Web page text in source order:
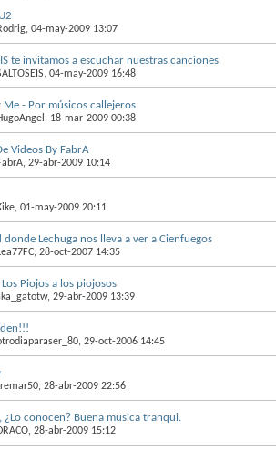
, 04-may-2009 13:07
te invitamos a escuchar nuestras canciones
, 04-may-2009 16:48
Me - Por músicos callejeros
, 18-mar-2009 00:38
Videos By FabrA
, 29-abr-2009 10:14
, 01-may-2009 20:11
donde Lechuga nos lleva a ver a Cienfuegos
, 28-oct-2007 14:35
Piojos a los piojosos
, 29-abr-2009 13:39
, 29-oct-2006 14:45
, 28-abr-2009 22:56
¿Lo conocen? Buena musica tranqui.
, 28-abr-2009 15:12